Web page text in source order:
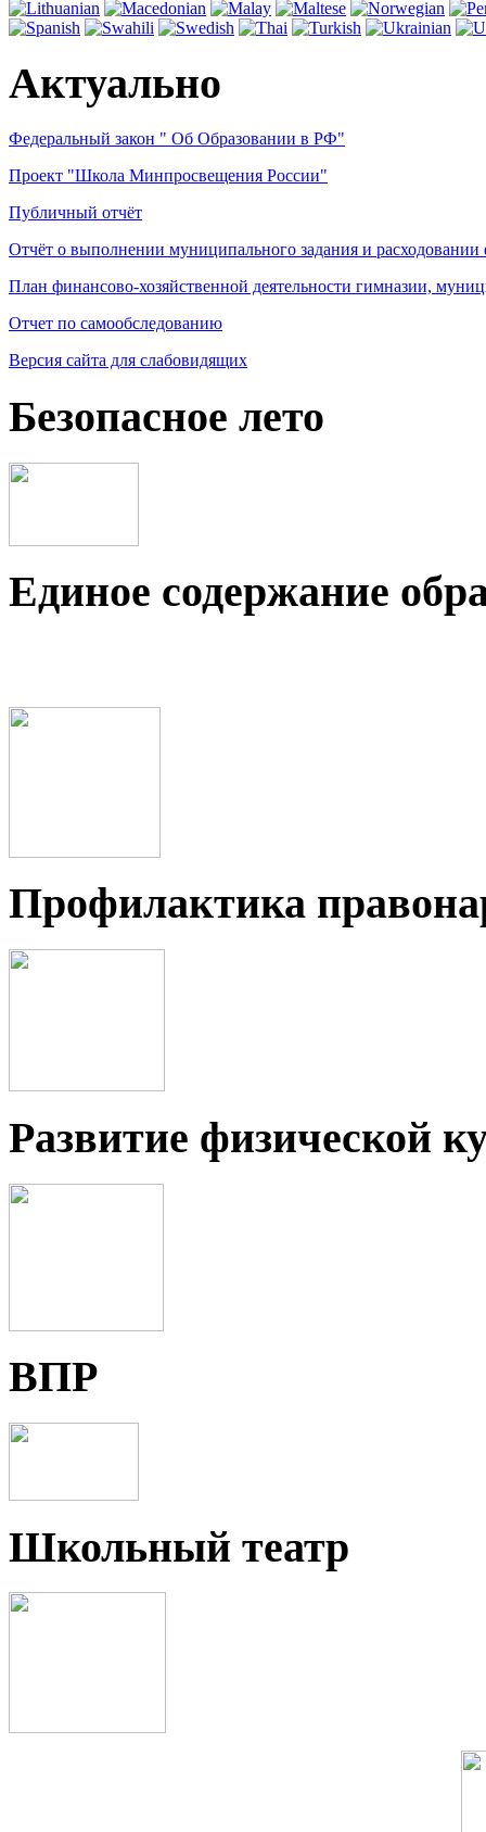
Актуально
Федеральный закон " Об Образовании в РФ"
Проект "Школа Минпросвещения России"
Публичный отчёт
Отчёт о выполнении муниципального задания и
План финансово-хозяйственной деятельности гимназии,
Отчет по самообследованию
Версия сайта для слабовидящих
Безопасное лето
Единое содержание
Профилактика
Развитие физической
ВПР
Школьный театр